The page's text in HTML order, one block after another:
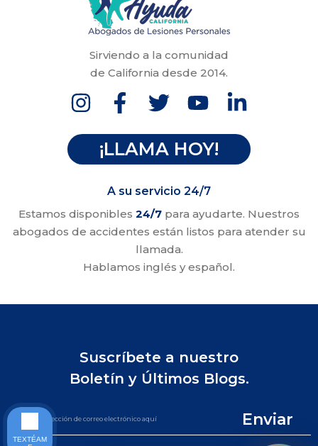
Sirviendo a la comunidad
de California desde 2014.
¡LLAMA HOY!
A su servicio 24/7
Estamos disponibles 24/7 para ayudarte. Nuestros
abogados de accidentes están listos para atender su
llamada.
Hablamos inglés y español.
Suscríbete a nuestro
Boletín y Últimos Blogs.
Enviar
TEXTÉAM